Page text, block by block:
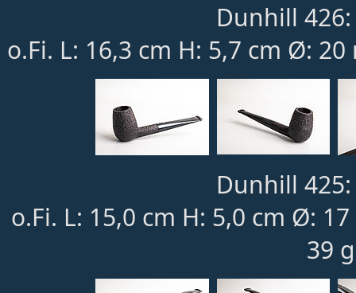
Dunhill
o.Fi. L: 16,3 cm H: 5,7 cm Ø:
Dunhill
o.Fi. L: 15,0 cm H: 5,0 cm Ø:
39